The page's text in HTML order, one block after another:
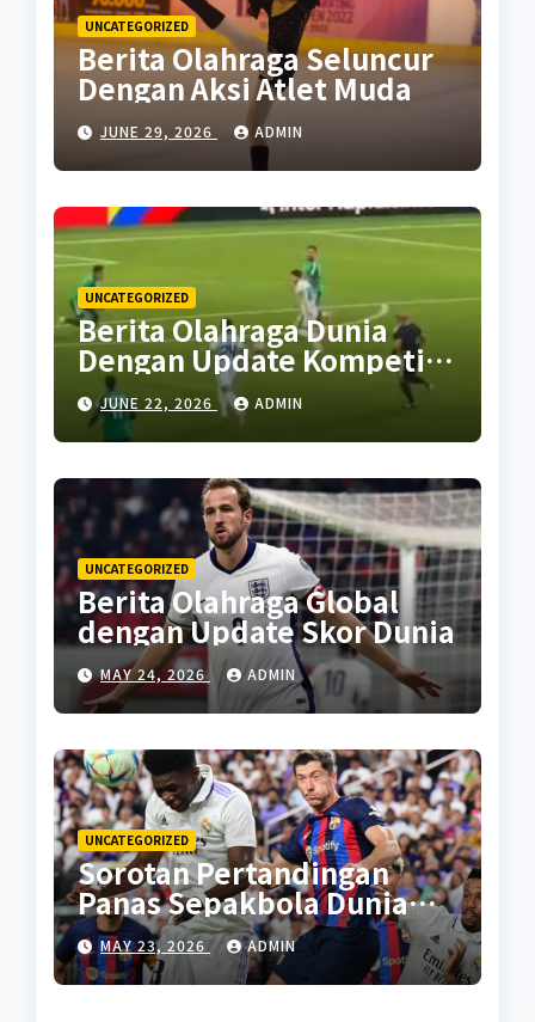
UNCATEGORIZED
Berita Olahraga Seluncur
Dengan Aksi Atlet Muda
JUNE 29, 2026 ADMIN
UNCATEGORIZED
Berita Olahraga Dunia
Dengan Update Kompetisi
Terbaru
JUNE 22, 2026 ADMIN
UNCATEGORIZED
Berita Olahraga Global
dengan Update Skor Dunia
MAY 24, 2026 ADMIN
UNCATEGORIZED
Sorotan Pertandingan
Panas Sepakbola Dunia
Minggu Ini
MAY 23, 2026 ADMIN